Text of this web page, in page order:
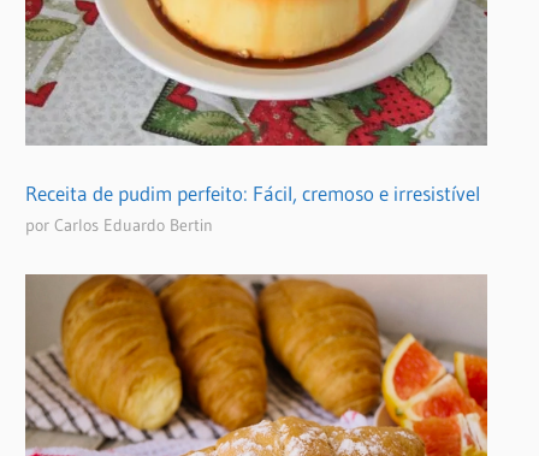
Receita de pudim perfeito: Fácil, cremoso e irresistível
por Carlos Eduardo Bertin